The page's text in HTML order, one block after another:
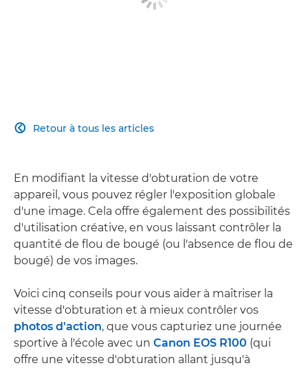
Retour à tous les articles

En modifiant la vitesse d'obturation de votre
appareil, vous pouvez régler l'exposition globale
d'une image. Cela offre également des possibilités
d'utilisation créative, en vous laissant contrôler la
quantité de flou de bougé (ou l'absence de flou de
bougé) de vos images.
Voici cinq conseils pour vous aider à maîtriser la
vitesse d'obturation et à mieux contrôler vos
photos d'action, que vous capturiez une journée
sportive à l'école avec un Canon EOS R100 (qui
offre une vitesse d'obturation allant jusqu'à